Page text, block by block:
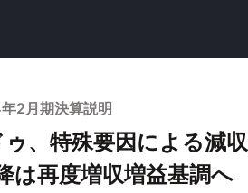
2月期決算説明
ゥ、特殊要因による減
再度増収増益基調へ